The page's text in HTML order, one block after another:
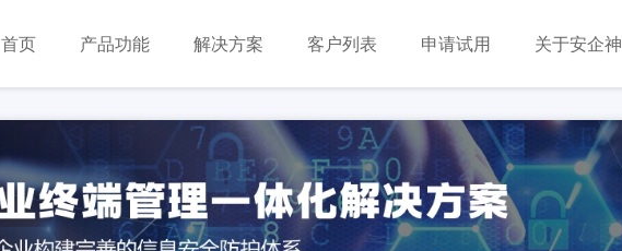
首页 产品功能 解决方案 客户列表 申请试用 关于安企神